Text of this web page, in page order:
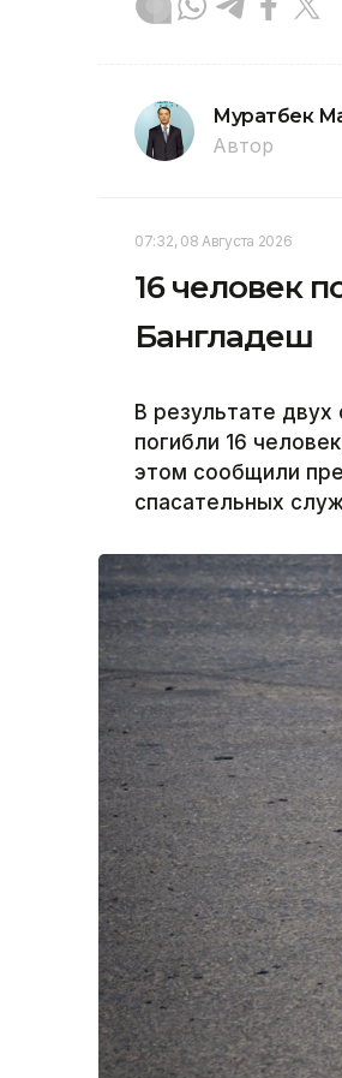
Муратбек
Автор
07:32, 08 Августа 2026
16 человек
Бангладеш
В результате
погибли 16
этом сообщили
спасательных